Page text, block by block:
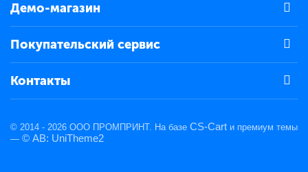
Демо-магазин
Покупательский сервис
Контакты
© 2014 - 2026 ООО ПРОМПРИНТ. На базе CS-Cart и премиум темы
— © AB: UniTheme2